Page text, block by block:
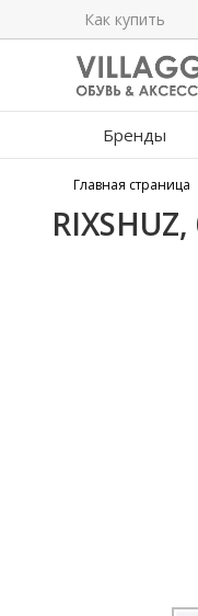
Как купить
Бренды
Главная страница